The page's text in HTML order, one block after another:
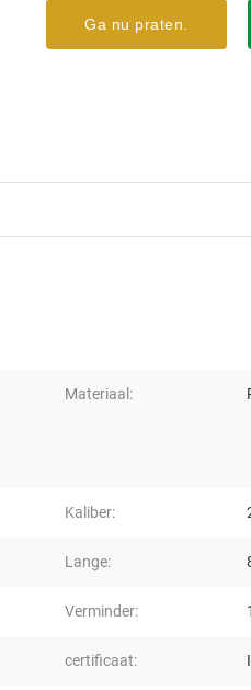
Ga nu praten.
Materiaal:
Kaliber:
Lange:
Verminder:
certificaat: